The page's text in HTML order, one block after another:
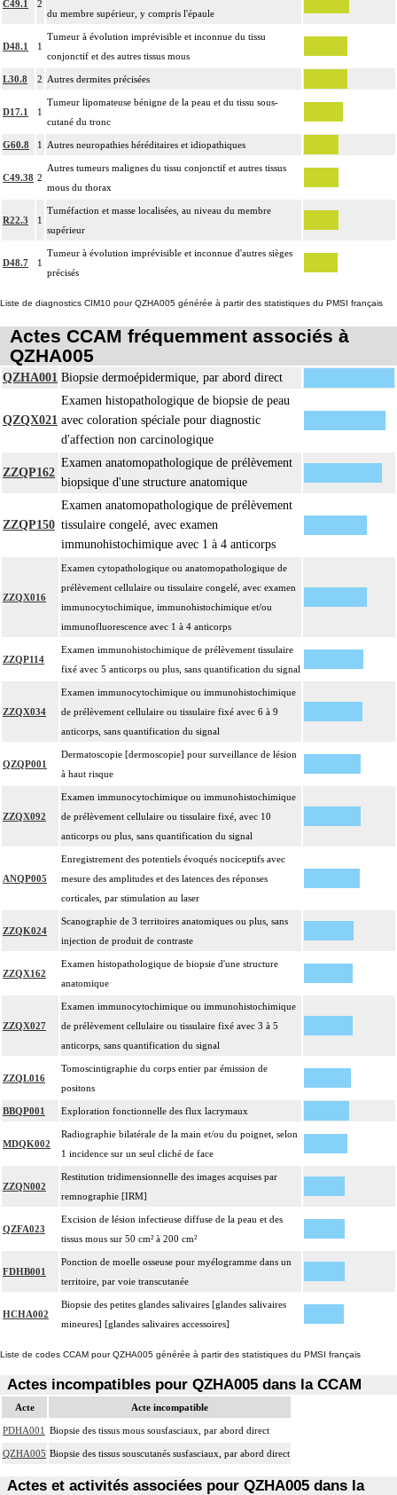
C49.1
2
du membre supérieur, y compris l'épaule
D48.1 1
Tumeur à évolution imprévisible et inconnue du tissu
conjonctif et des autres tissus mous
L30.8 2 Autres dermites précisées
D17.1 1
Tumeur lipomateuse bénigne de la peau et du tissu sous-
cutané du tronc
G60.8 1 Autres neuropathies héréditaires et idiopathiques
C49.38 2
Autres tumeurs malignes du tissu conjonctif et autres tissus
mous du thorax
R22.3 1
Tuméfaction et masse localisées, au niveau du membre
supérieur
D48.7 1
Tumeur à évolution imprévisible et inconnue d'autres sièges
précisés
Liste de diagnostics CIM10 pour QZHA005 générée à partir des statistiques du PMSI français
Actes CCAM fréquemment associés à
QZHA005
QZHA001 Biopsie dermoépidermique, par abord direct
QZQX021
Examen histopathologique de biopsie de peau
avec coloration spéciale pour diagnostic
d'affection non carcinologique
ZZQP162
Examen anatomopathologique de prélèvement
biopsique d'une structure anatomique
ZZQP150
Examen anatomopathologique de prélèvement
tissulaire congelé, avec examen
immunohistochimique avec 1 à 4 anticorps
ZZQX016
Examen cytopathologique ou anatomopathologique de
prélèvement cellulaire ou tissulaire congelé, avec examen
immunocytochimique, immunohistochimique et/ou
immunofluorescence avec 1 à 4 anticorps
ZZQP114
Examen immunohistochimique de prélèvement tissulaire
fixé avec 5 anticorps ou plus, sans quantification du signal
ZZQX034
Examen immunocytochimique ou immunohistochimique
de prélèvement cellulaire ou tissulaire fixé avec 6 à 9
anticorps, sans quantification du signal
QZQP001
Dermatoscopie [dermoscopie] pour surveillance de lésion
à haut risque
ZZQX092
Examen immunocytochimique ou immunohistochimique
de prélèvement cellulaire ou tissulaire fixé, avec 10
anticorps ou plus, sans quantification du signal
ANQP005
Enregistrement des potentiels évoqués nociceptifs avec
mesure des amplitudes et des latences des réponses
corticales, par stimulation au laser
ZZQK024
Scanographie de 3 territoires anatomiques ou plus, sans
injection de produit de contraste
ZZQX162
Examen histopathologique de biopsie d'une structure
anatomique
ZZQX027
Examen immunocytochimique ou immunohistochimique
de prélèvement cellulaire ou tissulaire fixé avec 3 à 5
anticorps, sans quantification du signal
ZZQL016
Tomoscintigraphie du corps entier par émission de
positons
BBQP001 Exploration fonctionnelle des flux lacrymaux
MDQK002
Radiographie bilatérale de la main et/ou du poignet, selon
1 incidence sur un seul cliché de face
ZZQN002
Restitution tridimensionnelle des images acquises par
remnographie [IRM]
QZFA023
Excision de lésion infectieuse diffuse de la peau et des
tissus mous sur 50 cm² à 200 cm²
FDHB001
Ponction de moelle osseuse pour myélogramme dans un
territoire, par voie transcutanée
HCHA002
Biopsie des petites glandes salivaires [glandes salivaires
mineures] [glandes salivaires accessoires]
Liste de codes CCAM pour QZHA005 générée à partir des statistiques du PMSI français
Actes incompatibles pour QZHA005 dans la CCAM
Acte Acte incompatible
PDHA001 Biopsie des tissus mous sousfasciaux, par abord direct
QZHA005 Biopsie des tissus souscutanés susfasciaux, par abord direct
Actes et activités associées pour QZHA005 dans la